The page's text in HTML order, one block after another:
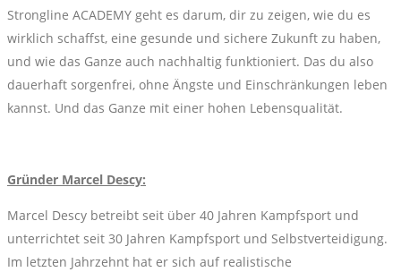
Strongline ACADEMY geht es darum, dir zu zeigen, wie du es
wirklich schaffst, eine gesunde und sichere Zukunft zu haben,
und wie das Ganze auch nachhaltig funktioniert. Das du also
dauerhaft sorgenfrei, ohne Ängste und Einschränkungen leben
kannst. Und das Ganze mit einer hohen Lebensqualität.
Gründer Marcel Descy:
Marcel Descy betreibt seit über 40 Jahren Kampfsport und
unterrichtet seit 30 Jahren Kampfsport und Selbstverteidigung.
Im letzten Jahrzehnt hat er sich auf realistische